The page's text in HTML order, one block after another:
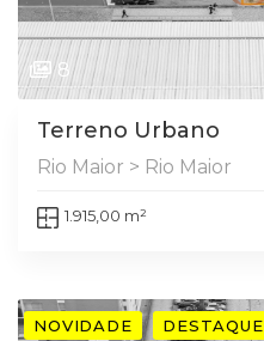
8
Terreno Urbano
Rio Maior > Rio Maior
1.915,00 m²
NOVIDADE DESTAQUE